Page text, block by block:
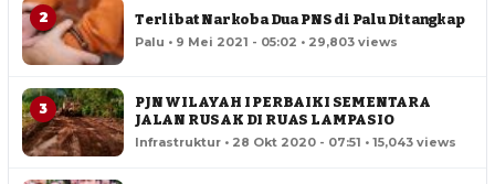
2 Terlibat Narkoba Dua PNS di Palu Ditangkap
Palu • 9 Mei 2021 - 05:02 • 29,803 views
3
PJN WILAYAH I PERBAIKI SEMENTARA
JALAN RUSAK DI RUAS LAMPASIO
Infrastruktur • 28 Okt 2020 - 07:51 • 15,043 views